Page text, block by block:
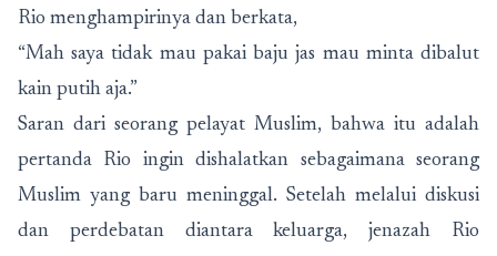
Rio menghampirinya dan berkata,
“Mah saya tidak mau pakai baju jas mau minta dibalut
kain putih aja.”
Saran dari seorang pelayat Muslim, bahwa itu adalah
pertanda Rio ingin dishalatkan sebagaimana seorang
Muslim yang baru meninggal. Setelah melalui diskusi
dan perdebatan diantara keluarga, jenazah Rio